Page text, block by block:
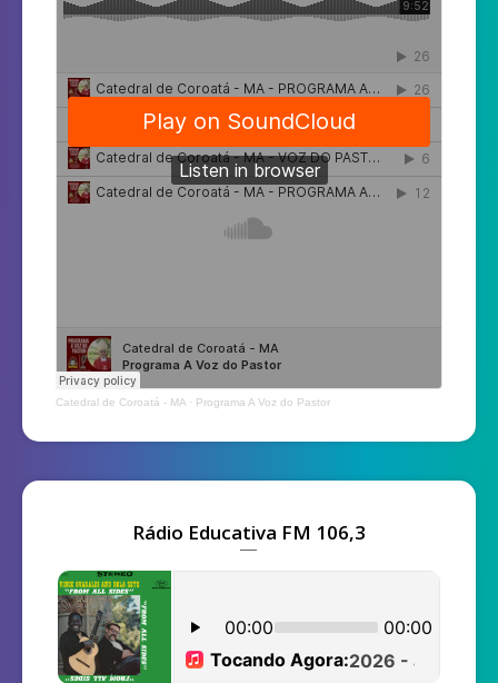
Catedral de Coroatá - MA · Programa A Voz do Pastor
Rádio Educativa FM 106,3